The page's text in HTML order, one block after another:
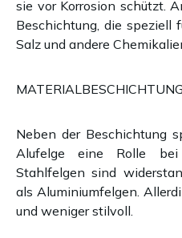
sie vor Korrosion schützt.
Beschichtung, die speziell
Salz und andere
Neben der Beschichtung
Alufelge eine Rolle bei
Stahlfelgen sind
als Aluminiumfelgen.
und weniger stilvoll.